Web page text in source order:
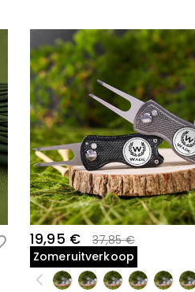
19,95 €
37,85 €
Zomeruitverkoop